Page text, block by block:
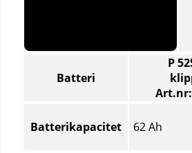
Batteri
P
Art.nr:
Batterikapacitet 62 Ah